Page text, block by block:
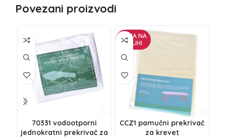
Povezani proizvodi
70331 vodootporni
jednokratni prekrivač za
NEMA NA
ZALIHI
CCZ1 pamučni prekrivač
za krevet